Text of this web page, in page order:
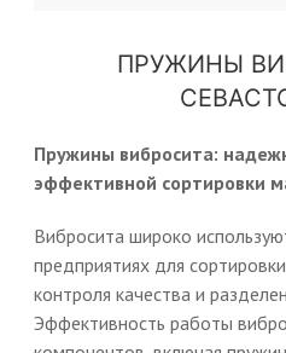
ПРУЖИНЫ
Пружины вибросита:
эффективной сортировки
Вибросита широко
предприятиях для
контроля качества и
Эффективность работы